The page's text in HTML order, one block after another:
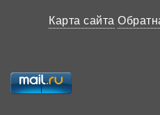
Карта сайта